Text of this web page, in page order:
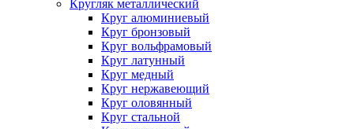
Кругляк металлический
Круг алюминиевый
Круг бронзовый
Круг вольфрамовый
Круг латунный
Круг медный
Круг нержавеющий
Круг оловянный
Круг стальной